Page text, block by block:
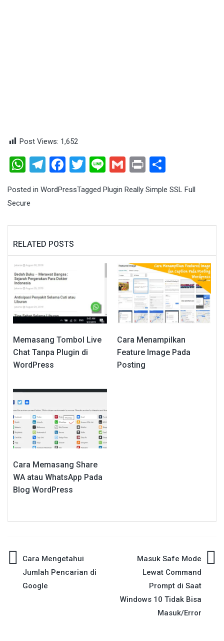
Post Views: 1,652
WhatsApp
Telegram
Facebook
Twitter
LineGmailPrint
Posted in WordPressTagged Plugin Really Simple SSL Full
Secure
RELATED POSTS
Memasang Tombol Live
Chat Tanpa Plugin di
WordPress
Cara Menampilkan
Feature Image Pada
Posting
Cara Memasang Share
WA atau WhatsApp Pada
Blog WordPress
Post
navigation
Cara Mengetahui
Jumlah Pencarian di
Google
Masuk Safe Mode
Lewat Command
Prompt di Saat
Windows 10 Tidak Bisa
Masuk/Error